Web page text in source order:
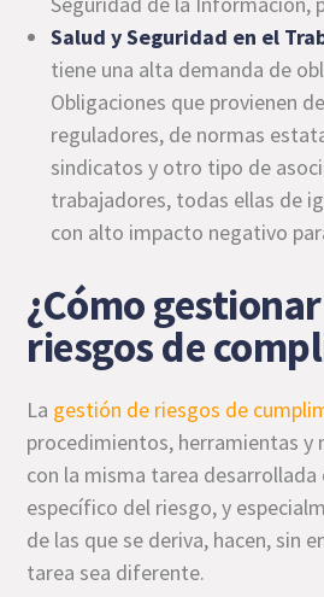
Salud y Seguridad en el
tiene una alta demanda de
Obligaciones que provienen
reguladores, de normas
sindicatos y otro tipo de
trabajadores, todas ellas de
con alto impacto negativo
¿Cómo
riesgos de
La gestión de riesgos de
procedimientos, herramientas y
con la misma tarea desarrollada
específico del riesgo, y
de las que se deriva, hacen, sin
tarea sea diferente.